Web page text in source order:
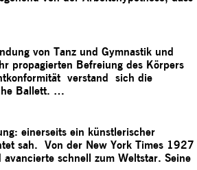
von Tanz und Gymnastik und
propagierten Befreiung des Körpers
verstand sich die
Ballett. …
einerseits ein künstlerischer
sah. Von der New York Times 1927
schnell zum Weltstar. Seine